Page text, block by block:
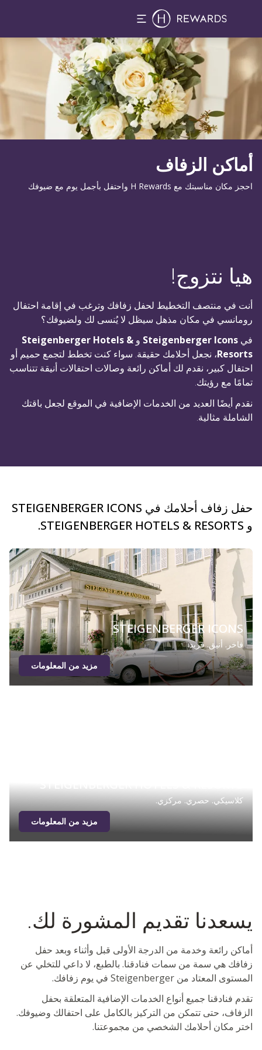
الشريحة 1 من 1
أماكن الزفاف
احجز مكان مناسبتك مع H Rewards واحتفل بأجمل يوم مع ضيوفك
هيا نتزوج!
أنت في منتصف التخطيط لحفل زفافك وترغب في إقامة احتفال
رومانسي في مكان مذهل سيظل لا يُنسى لك ولضيوفك؟
في Steigenberger Icons و Steigenberger Hotels &
Resorts، نجعل أحلامك حقيقة. سواء كنت تخطط لتجمع حميم أو
احتفال كبير، نقدم لك أماكن رائعة وصالات احتفالات أنيقة تتناسب
تمامًا مع رؤيتك.
نقدم أيضًا العديد من الخدمات الإضافية في الموقع لجعل باقتك
الشاملة مثالية.
حفل زفاف أحلامك في STEIGENBERGER ICONS
و STEIGENBERGER HOTELS & RESORTS.
STEIGENBERGER ICONS
فاخر. أنيق. فريد.
مزيد من المعلومات
كلاسيكي. حصري. مركزي.
مزيد من المعلومات
يسعدنا تقديم المشورة لك.
أماكن رائعة وخدمة من الدرجة الأولى قبل وأثناء وبعد حفل
زفافك هي سمة من سمات فنادقنا. بالطبع، لا داعي للتخلي عن
المستوى المعتاد من Steigenberger في يوم زفافك.
تقدم فنادقنا جميع أنواع الخدمات الإضافية المتعلقة بحفل
الزفاف، حتى تتمكن من التركيز بالكامل على احتفالك وضيوفك.
اختر مكان أحلامك الشخصي من مجموعتنا.